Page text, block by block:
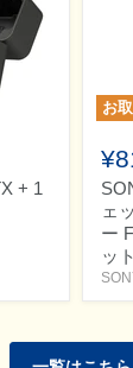
+ 1
お
ェ
ー
ッ